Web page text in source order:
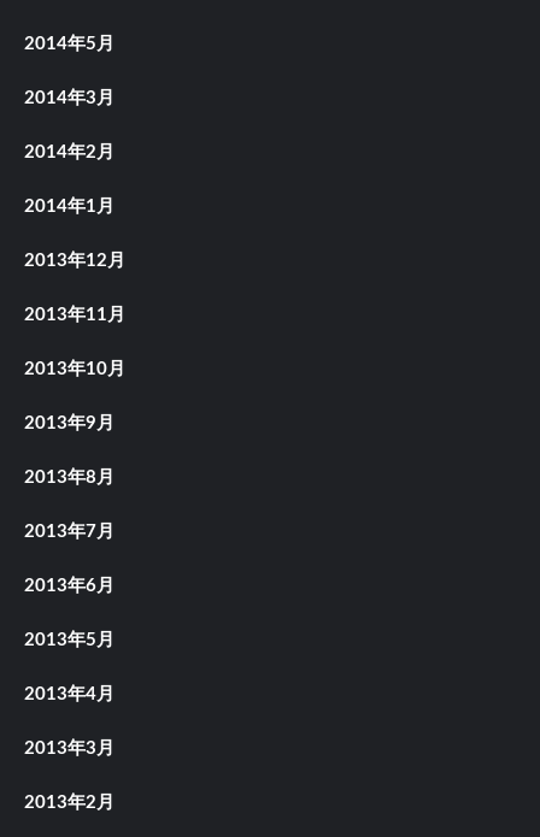
2014年5月
2014年3月
2014年2月
2014年1月
2013年12月
2013年11月
2013年10月
2013年9月
2013年8月
2013年7月
2013年6月
2013年5月
2013年4月
2013年3月
2013年2月